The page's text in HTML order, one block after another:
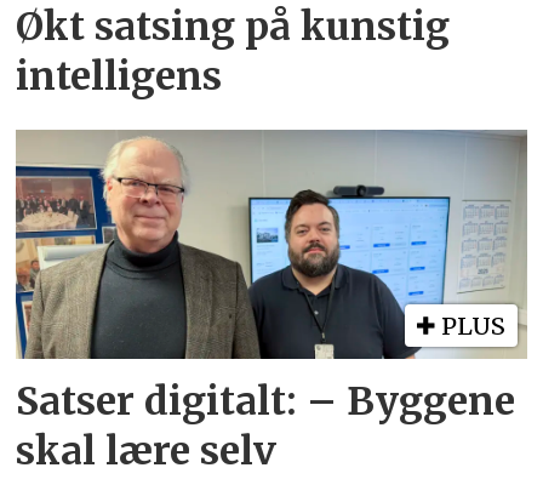
Økt satsing på kunstig
intelligens
PLUS
Satser digitalt: – Byggene
skal lære selv